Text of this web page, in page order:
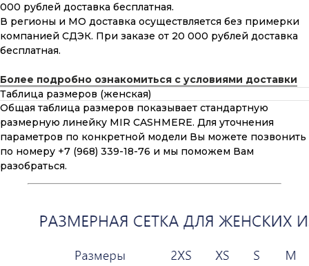
000 рублей доставка бесплатная.
В регионы и МО доставка осуществляется без примерки
компанией СДЭК. При заказе от 20 000 рублей доставка
бесплатная.
Более подробно ознакомиться с условиями доставки
Таблица размеров (женская)
Общая таблица размеров показывает стандартную
размерную линейку MIR CASHMERE. Для уточнения
параметров по конкретной модели Вы можете позвонить
по номеру +7 (968) 339-18-76 и мы поможем Вам
разобраться.